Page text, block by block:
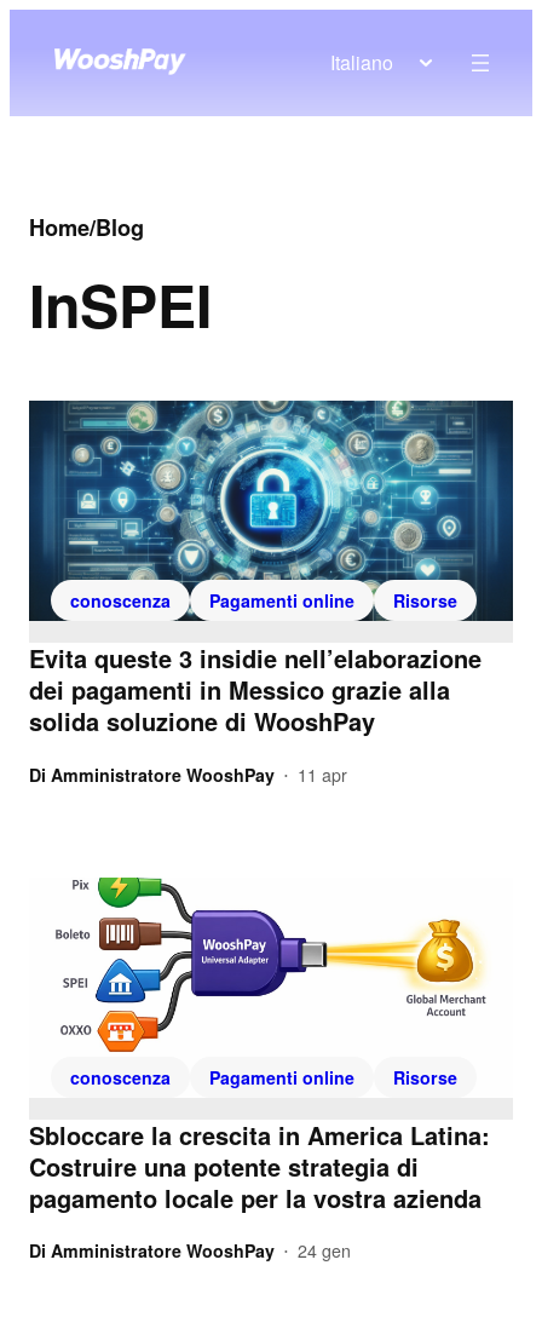
Italiano
Home/Blog
InSPEI
conoscenza Pagamenti online Risorse
Evita queste 3 insidie nell’elaborazione
dei pagamenti in Messico grazie alla
solida soluzione di WooshPay
Di Amministratore WooshPay • 11 apr
conoscenza Pagamenti online Risorse
Sbloccare la crescita in America Latina:
Costruire una potente strategia di
pagamento locale per la vostra azienda
Di Amministratore WooshPay • 24 gen